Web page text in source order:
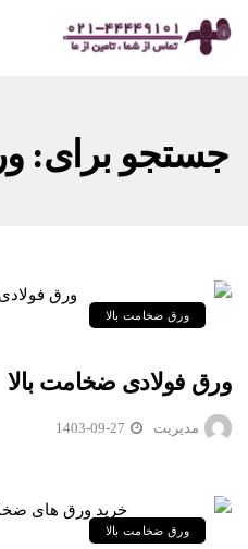
جستجو برای:
ورق ضخامت بالا
ورق فولادی ضخامت بالا
مدیریت 1403-09-27
ورق ضخامت بالا